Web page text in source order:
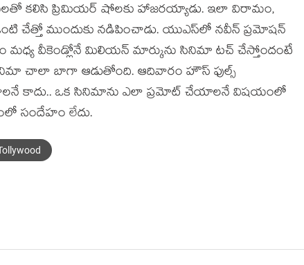
కలిసి ప్రిమియర్ షోలకు హాజరయ్యాడు. ఇలా విరామం,
చేత్తో ముందుకు నడిపించాడు. యుఎస్‌లో నవీన్ ప్రమోషన్
మధ్య వీకెండ్లోనే మిలియన్ మార్కును సినిమా టచ్ చేస్తోందంటే
సినిమా చాలా బాగా ఆడుతోంది. ఆదివారం హౌస్ ఫుల్స్
కాదు.. ఒక సినిమాను ఎలా ప్రమోట్ చేయాలనే విషయంలో
సందేహం లేదు.